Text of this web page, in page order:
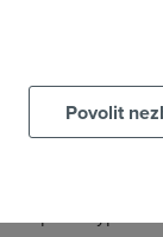
Že je to
reagovat na
30 lety, ze se
platit
Povolit